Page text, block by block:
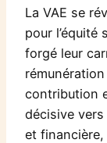
La VAE se
pour l’équité
forgé leur
contribution
décisive
et